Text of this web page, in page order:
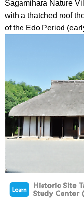
Sagamihara Nature
with a thatched roof
of the Edo Period